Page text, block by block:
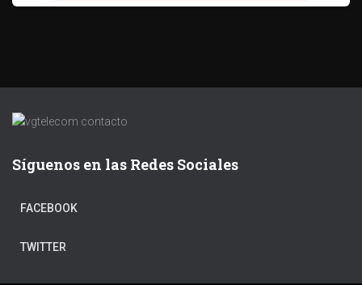
Síguenos en las Redes Sociales
FACEBOOK
TWITTER